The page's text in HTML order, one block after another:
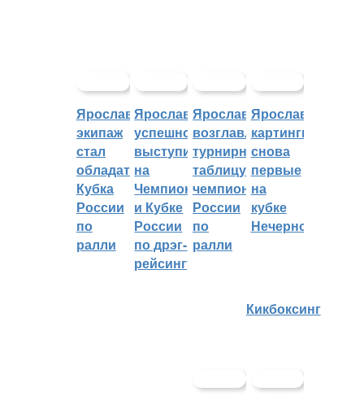
Ярославский
экипаж
стал
обладателем
Кубка
России
по
ралли
Ярославцы
успешно
выступили
на
Чемпионате
и Кубке
России
по дрэг-
рейсингу
Ярославцы
возглавляют
турнирную
таблицу
чемпионата
России
по
ралли
Ярославские
картингисты
снова
первые
на
кубке
Нечерноземья
Кикбоксинг